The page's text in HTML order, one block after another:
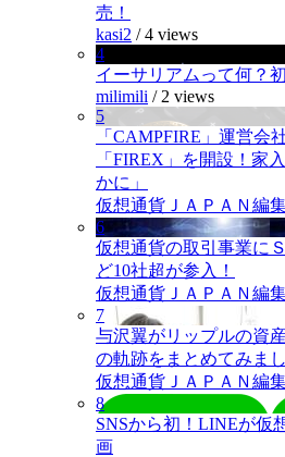
売！
kasi2 /4 views
4
イーサリアムって何？
milimili / 2 views
5
「CAMPFIRE」運営会
「FIREX」を開設！家
かに」
仮想通貨ＪＡＰＡＮ編
6
仮想通貨の取引事業に
ど10社超が参入！
仮想通貨ＪＡＰＡＮ編
7
与沢翼がリップルの資
の軌跡をまとめてみまし
仮想通貨ＪＡＰＡＮ編
8
SNSから初！LINEが仮
画